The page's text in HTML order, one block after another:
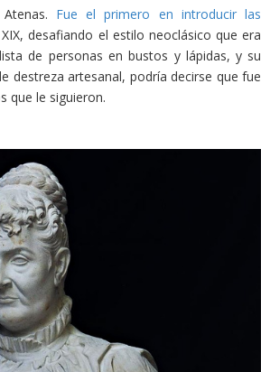
Fue el primero en introducir las
desafiando el estilo neoclásico que era
de personas en bustos y lápidas, y su
destreza artesanal, podría decirse que fue
que le siguieron.